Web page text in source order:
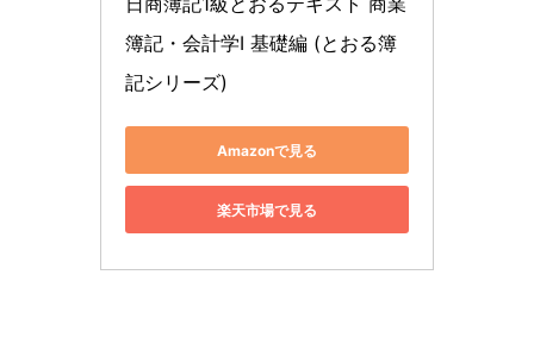
簿記・会計学I 基礎編 (とおる簿
記シリーズ)
Amazonで見る
楽天市場で見る